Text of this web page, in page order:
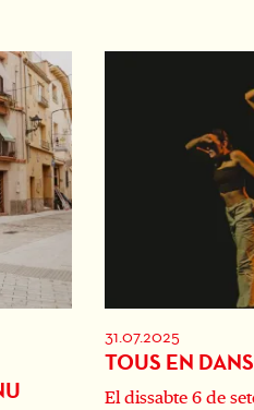
31.07.2025
TOUS EN
El dissabte 6 de